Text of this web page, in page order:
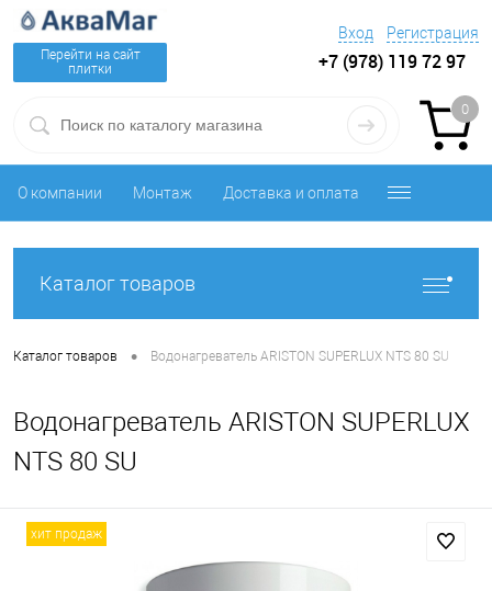
Перейти на сайт
плитки
Вход Регистрация
+7 (978) 119 72 97
0
О компании Монтаж Доставка и оплата
Каталог товаров
Каталог товаров • Водонагреватель ARISTON SUPERLUX NTS 80 SU
Водонагреватель ARISTON SUPERLUX
NTS 80 SU
хит продаж